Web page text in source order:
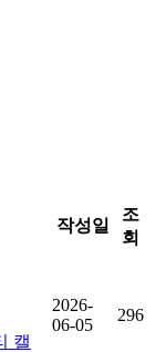
작성일
조
회
캘
2026-
06-05
296